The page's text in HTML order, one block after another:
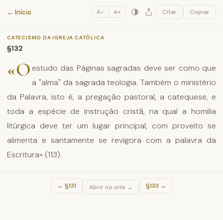
Catecismo da Igreja Católica
← Início A− A+ Citar Copiar
CATECISMO DA IGREJA CATÓLICA
§132
«O estudo das Páginas sagradas deve ser como que
a "alma" da sagrada teologia. Também o ministério
da Palavra, isto é, a pregação pastoral, a catequese, e
toda a espécie de instrução cristã, na qual a homilia
litúrgica deve ter um lugar principal, com proveito se
alimenta e santamente se revigora com a palavra da
Escritura» (113).
← §131 Abrir no site → §133 →